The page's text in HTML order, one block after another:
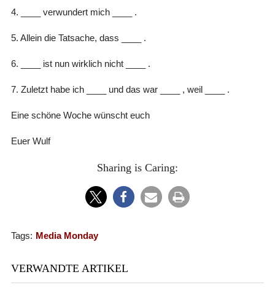
4. ____ verwundert mich ____ .
5. Allein die Tatsache, dass ____ .
6. ____ ist nun wirklich nicht ____ .
7. Zuletzt habe ich ____ und das war ____ , weil ____ .
Eine schöne Woche wünscht euch
Euer Wulf
Sharing is Caring:
Tags: Media Monday
VERWANDTE ARTIKEL